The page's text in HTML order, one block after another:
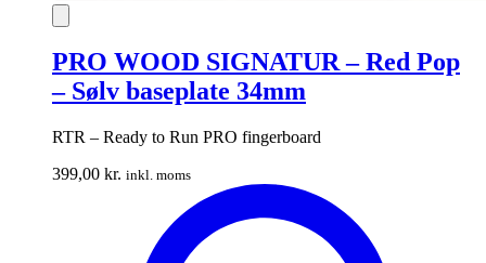
PRO WOOD SIGNATUR – Red Pop
– Sølv baseplate 34mm
RTR – Ready to Run PRO fingerboard
399,00 kr. inkl. moms